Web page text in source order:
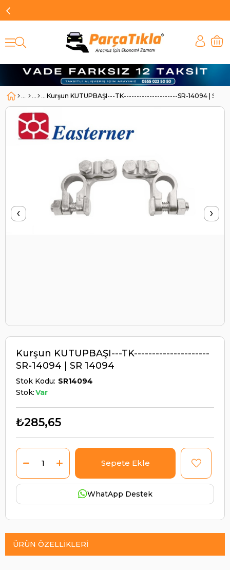
Kurşun KUTUPBAŞI---TK---------------------SR-14094 | SR
‹ ›
Kurşun KUTUPBAŞI---TK---------------------
SR-14094 | SR 14094
Stok Kodu SR14094
Stok:Var
₺285,65
WhatApp Destek
ÜRÜN ÖZELLIKLERI